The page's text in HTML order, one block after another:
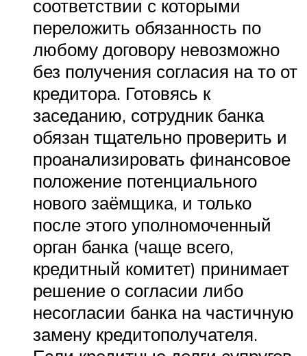
соответствии с которыми
переложить обязанность по
любому договору невозможно
без получения согласия на то от
кредитора. Готовясь к
заседанию, сотрудник банка
обязан тщательно проверить и
проанализировать финансовое
положение потенциального
нового заёмщика, и только
после этого уполномоченный
орган банка (чаще всего,
кредитный комитет) принимает
решение о согласии либо
несогласии банка на частичную
замену кредитополучателя.